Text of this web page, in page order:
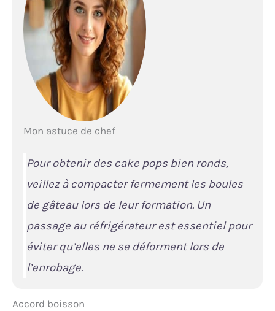
Mon astuce de chef
Pour obtenir des cake pops bien ronds,
veillez à compacter fermement les boules
de gâteau lors de leur formation. Un
passage au réfrigérateur est essentiel pour
éviter qu’elles ne se déforment lors de
l’enrobage.
Accord boisson